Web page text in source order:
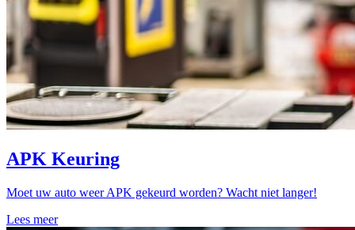
APK Keuring
Moet uw auto weer APK gekeurd worden? Wacht niet langer!
Lees meer